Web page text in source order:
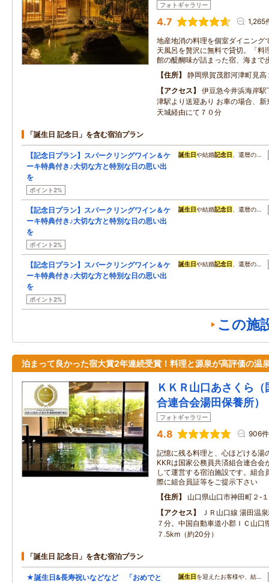
フォトギャラリー
4.7 1,265
地産地消の料理を個室ダイニング
天風呂を贅沢に無料で貸切。「料
館の醍醐味が詰まった宿、海ま
住所
静岡県賀茂郡河津町見高
アクセス
伊豆急今井浜海岸
津駅より送迎あり お車の場合、
天城経由にて７０分
「誕生日 記念日」を含む宿泊プラン
【記念日プラン】スパークリングワイン＆ケ
ーキ特典付き♪大切な方と特別な日の思い出
を
ポイント2%
誕生日や結婚記念日 、還暦の…
【記念日プラン】スパークリングワイン＆ケ
ーキ特典付き♪大切な方と特別な日の思い出
を
ポイント2%
誕生日や結婚記念日 、還暦の…
【記念日プラン】スパークリングワイン＆ケ
ーキ特典付き♪大切な方と特別な日の思い出
を
ポイント2%
誕生日や結婚記念日 、還暦の…
この施
泊まって良かった宿大賞2年連続受賞！料理と源泉が高評価の温
ＫＫＲ山口あさくら
合連合会湯田保養所）
フォトギャラリー
4.8 906件
記憶に残る料理と、心ほどける
KKRは国家公務員共済組合連合会
して運営する宿泊施設です。組合
際に組合員証等をご提示下さい
住所
山口県山口市神田町２‐
アクセス
ＪＲ山口線 湯田温
７分。中国自動車道小郡ＩＣ山口
７.5km（約20分）
「誕生日 記念日」を含む宿泊プラン
★誕生日&長寿祝いなどなど 「おめでと
誕生日 を迎えたお客様や、結…